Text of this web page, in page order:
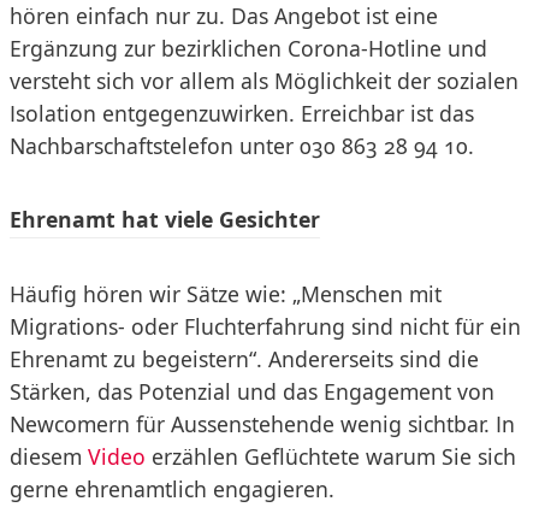
hören einfach nur zu. Das Angebot ist eine
Ergänzung zur bezirklichen Corona-Hotline und
versteht sich vor allem als Möglichkeit der sozialen
Isolation entgegenzuwirken. Erreichbar ist das
Nachbarschaftstelefon unter 030 863 28 94 10.
Ehrenamt hat viele Gesichter
Häufig hören wir Sätze wie: „Menschen mit
Migrations- oder Fluchterfahrung sind nicht für ein
Ehrenamt zu begeistern“. Andererseits sind die
Stärken, das Potenzial und das Engagement von
Newcomern für Aussenstehende wenig sichtbar. In
diesem Video erzählen Geflüchtete warum Sie sich
gerne ehrenamtlich engagieren.